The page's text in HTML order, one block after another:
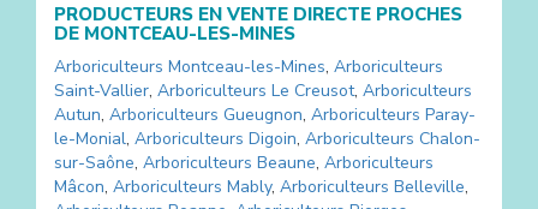
PRODUCTEURS EN VENTE DIRECTE PROCHES
DE MONTCEAU-LES-MINES
Arboriculteurs Montceau-les-Mines, Arboriculteurs
Saint-Vallier, Arboriculteurs Le Creusot, Arboriculteurs
Autun, Arboriculteurs Gueugnon, Arboriculteurs Paray-
le-Monial, Arboriculteurs Digoin, Arboriculteurs Chalon-
sur-Saône, Arboriculteurs Beaune, Arboriculteurs
Mâcon, Arboriculteurs Mably, Arboriculteurs Belleville,